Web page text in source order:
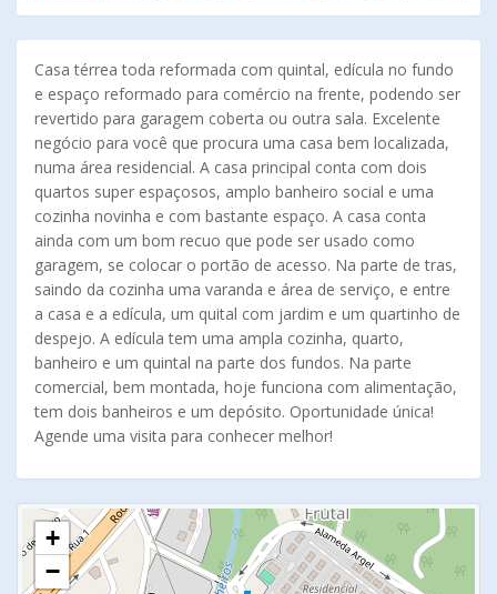
Casa térrea toda reformada com quintal, edícula no fundo
e espaço reformado para comércio na frente, podendo ser
revertido para garagem coberta ou outra sala. Excelente
negócio para você que procura uma casa bem localizada,
numa área residencial. A casa principal conta com dois
quartos super espaçosos, amplo banheiro social e uma
cozinha novinha e com bastante espaço. A casa conta
ainda com um bom recuo que pode ser usado como
garagem, se colocar o portão de acesso. Na parte de tras,
saindo da cozinha uma varanda e área de serviço, e entre
a casa e a edícula, um quital com jardim e um quartinho de
despejo. A edícula tem uma ampla cozinha, quarto,
banheiro e um quintal na parte dos fundos. Na parte
comercial, bem montada, hoje funciona com alimentação,
tem dois banheiros e um depósito. Oportunidade única!
Agende uma visita para conhecer melhor!
+
−